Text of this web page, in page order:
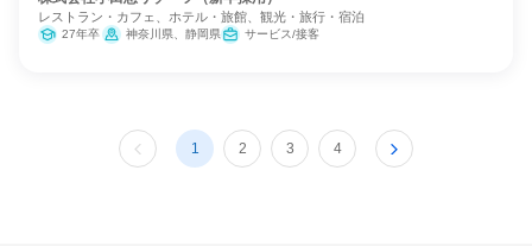
レストラン・カフェ、ホテル・旅館、観光・旅行・宿泊
27年卒 神奈川県、静岡県 サービス/接客
1 2 3 4